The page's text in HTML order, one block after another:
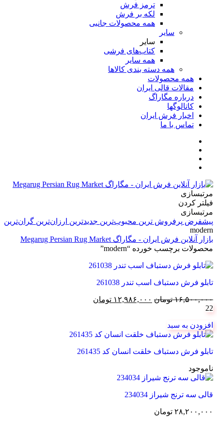
ترمز فرش
لکه بر فرش
همه محصولات جانبی
سایر
سایر
کتاب‌های فرشی
همه سایر
همه دسته بندی کالاها
همه محصولات
مقالات قالی ایران
درباره مگاراگ
کاتالوگها
اخبار فرش ایران
تماس با ما
مرتبسازی
فیلتر کردن
مرتبسازی
پیشفرض پرفروش ترین محبوب‌ترین جدیدترین ارزان‌ترین گران‌ترین
modern
بازار آنلاین فرش ایران - مگاراگ Megarug Persian Rug Market
محصولات برچسب خورده “modern”
تابلو فرش دستباف اسب تندر 261038
۱۶,۵۰۰,۰۰۰ تومان قیمت
۱۲,۹۸۶,۰۰۰ تومان
22
افزودن به سبد
تابلو فرش دستباف خلقت انسان کد 261435
ناموجود
قالی سه ترنج شیراز 234034
۲۸,۲۰۰,۰۰۰ تومان